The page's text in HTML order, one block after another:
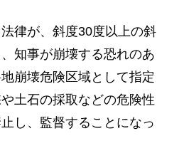
法律が、斜度30度以上の斜
知事が崩壊する恐れのあ
崩壊危険区域として指定
土石の採取などの危険性
し、監督することになっ